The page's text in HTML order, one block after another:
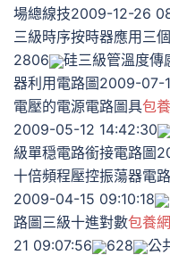
場總線技2009-12-26
三級時序按時器應用三
2806
硅三級管溫度傳
器利用電路圖2009-07-
電壓的電源電路圖具包
2009-05-12 14:42:30
級單穏電路銜接電路圖
十倍頻程壓控振蕩器電
2009-04-15 09:10:18
路圖三級十進對數包養
21 09:07:56
628
公